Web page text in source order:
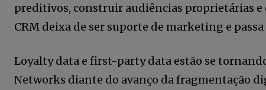
preditivos, construir audiências proprietárias
CRM deixa de ser suporte de marketing e
Loyalty data e first-party data estão se
Networks diante do avanço da fragmentação